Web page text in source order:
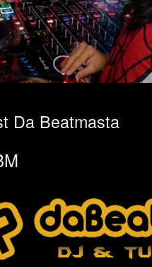
Da Beatmasta